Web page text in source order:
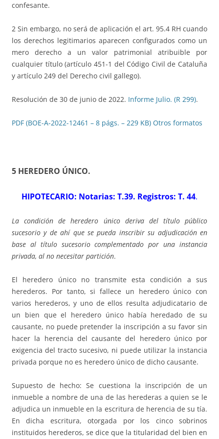
confesante.
2 Sin embargo, no será de aplicación el art. 95.4 RH cuando
los derechos legitimarios aparecen configurados como un
mero derecho a un valor patrimonial atribuible por
cualquier título (artículo 451-1 del Código Civil de Cataluña
y artículo 249 del Derecho civil gallego).
Resolución de 30 de junio de 2022. Informe Julio. (R 299).
PDF (BOE-A-2022-12461 – 8 págs. – 229 KB) Otros formatos
5 HEREDERO ÚNICO.
HIPOTECARIO: Notarias: T.39. Registros: T. 44.
La condición de heredero único deriva del título público
sucesorio y de ahí que se pueda inscribir su adjudicación en
base al título sucesorio complementado por una instancia
privada, al no necesitar partición.
El heredero único no transmite esta condición a sus
herederos. Por tanto, si fallece un heredero único con
varios herederos, y uno de ellos resulta adjudicatario de
un bien que el heredero único había heredado de su
causante, no puede pretender la inscripción a su favor sin
hacer la herencia del causante del heredero único por
exigencia del tracto sucesivo, ni puede utilizar la instancia
privada porque no es heredero único de dicho causante.
Supuesto de hecho: Se cuestiona la inscripción de un
inmueble a nombre de una de las herederas a quien se le
adjudica un inmueble en la escritura de herencia de su tía.
En dicha escritura, otorgada por los cinco sobrinos
instituidos herederos, se dice que la titularidad del bien en